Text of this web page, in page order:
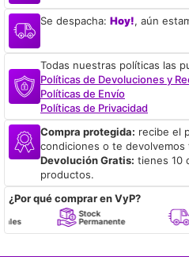
Se despacha: Hoy!, aún
Todas nuestras políticas las
Políticas de Devoluciones y
Políticas de Envío
Políticas de Privacidad
Compra protegida: recibe el
condiciones o te devolvemos
Devolución Gratis: tienes 10
productos.
¿Por qué comprar en VyP?
Stock
Permanente
a